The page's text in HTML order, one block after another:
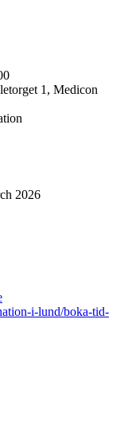
1, Medicon
2026
i-lund/boka-tid-